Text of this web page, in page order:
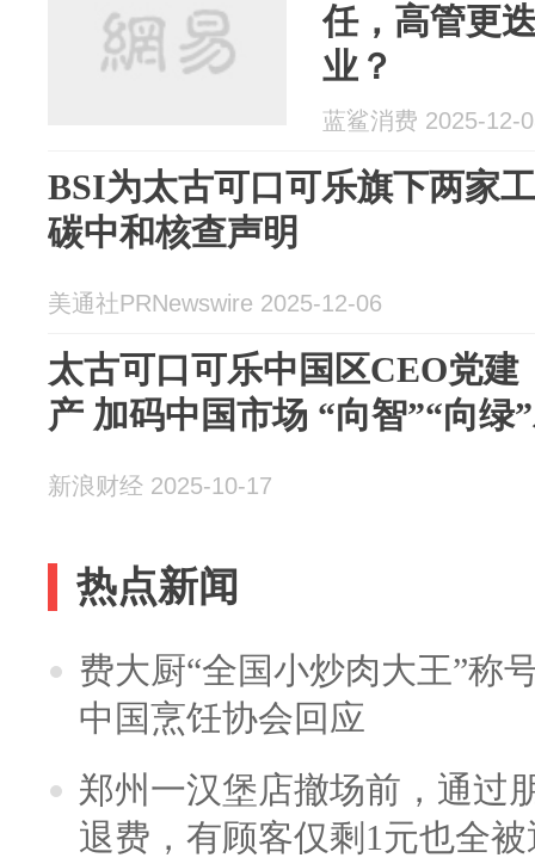
任，高管更
业？
蓝鲨消费 2025-12-
BSI为太古可口可乐旗下两家
碳中和核查声明
美通社PRNewswire 2025-12-06
太古可口可乐中国区CEO党建
产 加码中国市场 “向智”“向绿
新浪财经 2025-10-17
热点新闻
费大厨“全国小炒肉大王”称
中国烹饪协会回应
郑州一汉堡店撤场前，通过
退费，有顾客仅剩1元也全